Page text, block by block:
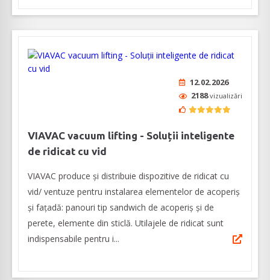
12.02.2026
2188vizualizări
VIAVAC vacuum lifting - Soluții inteligente
de ridicat cu vid
VIAVAC produce și distribuie dispozitive de ridicat cu
vid/ ventuze pentru instalarea elementelor de acoperiș
și fațadă: panouri tip sandwich de acoperiş şi de
perete, elemente din sticlă. Utilajele de ridicat sunt
indispensabile pentru i...